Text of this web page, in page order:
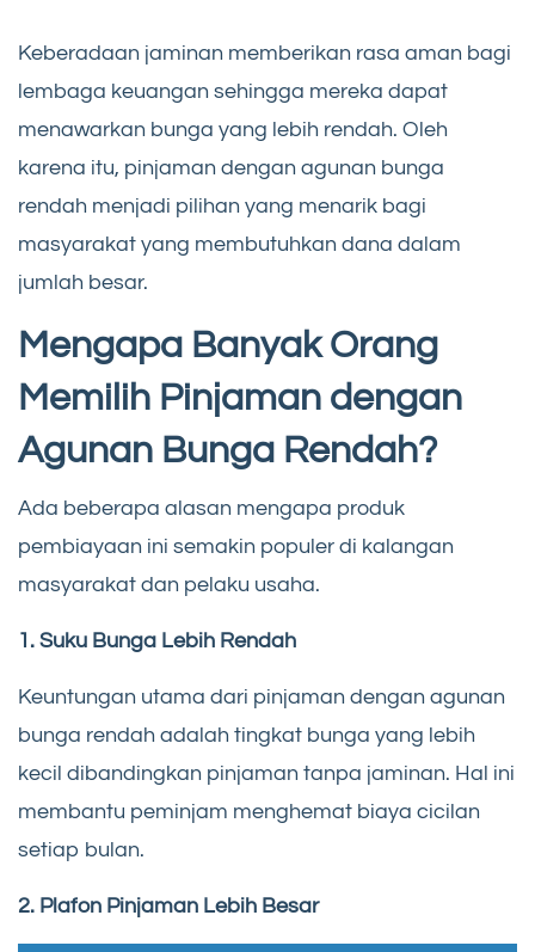
Keberadaan jaminan memberikan rasa aman bagi
lembaga keuangan sehingga mereka dapat
menawarkan bunga yang lebih rendah. Oleh
karena itu, pinjaman dengan agunan bunga
rendah menjadi pilihan yang menarik bagi
masyarakat yang membutuhkan dana dalam
jumlah besar.
Mengapa Banyak Orang
Memilih Pinjaman dengan
Agunan Bunga Rendah?
Ada beberapa alasan mengapa produk
pembiayaan ini semakin populer di kalangan
masyarakat dan pelaku usaha.
1. Suku Bunga Lebih Rendah
Keuntungan utama dari pinjaman dengan agunan
bunga rendah adalah tingkat bunga yang lebih
kecil dibandingkan pinjaman tanpa jaminan. Hal ini
membantu peminjam menghemat biaya cicilan
setiap bulan.
2. Plafon Pinjaman Lebih Besar